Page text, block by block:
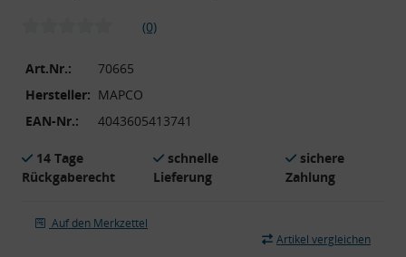
(0)
Art.Nr.:
70665
Hersteller: MAPCO
EAN-Nr.:
4043605413741
14 Tage
Rückgaberecht
schnelle
Lieferung
sichere
Zahlung
Auf den Merkzettel
Artikel vergleichen